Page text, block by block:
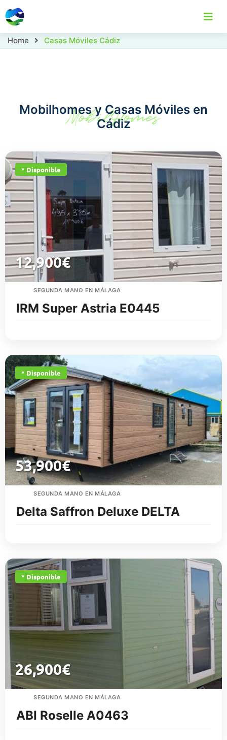
Home Casas Móviles Cádiz
MobilHomes
Mobilhomes y Casas Móviles en
Cádiz
* Disponible
12,900€
SEGUNDA MANO EN MÁLAGA
IRM Super Astria E0445
* Disponible
53,900€
SEGUNDA MANO EN MÁLAGA
Delta Saffron Deluxe DELTA
* Disponible
26,900€
SEGUNDA MANO EN MÁLAGA
ABI Roselle A0463